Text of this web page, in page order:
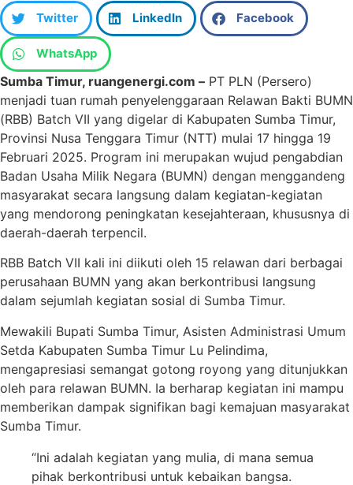
Twitter LinkedIn Facebook
WhatsApp
Sumba Timur, ruangenergi.com – PT PLN (Persero)
menjadi tuan rumah penyelenggaraan Relawan Bakti BUMN
(RBB) Batch VII yang digelar di Kabupaten Sumba Timur,
Provinsi Nusa Tenggara Timur (NTT) mulai 17 hingga 19
Februari 2025. Program ini merupakan wujud pengabdian
Badan Usaha Milik Negara (BUMN) dengan menggandeng
masyarakat secara langsung dalam kegiatan-kegiatan
yang mendorong peningkatan kesejahteraan, khususnya di
daerah-daerah terpencil.
RBB Batch VII kali ini diikuti oleh 15 relawan dari berbagai
perusahaan BUMN yang akan berkontribusi langsung
dalam sejumlah kegiatan sosial di Sumba Timur.
Mewakili Bupati Sumba Timur, Asisten Administrasi Umum
Setda Kabupaten Sumba Timur Lu Pelindima,
mengapresiasi semangat gotong royong yang ditunjukkan
oleh para relawan BUMN. Ia berharap kegiatan ini mampu
memberikan dampak signifikan bagi kemajuan masyarakat
Sumba Timur.
“Ini adalah kegiatan yang mulia, di mana semua
pihak berkontribusi untuk kebaikan bangsa.